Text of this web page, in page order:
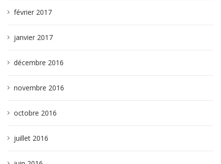
février 2017
janvier 2017
décembre 2016
novembre 2016
octobre 2016
juillet 2016